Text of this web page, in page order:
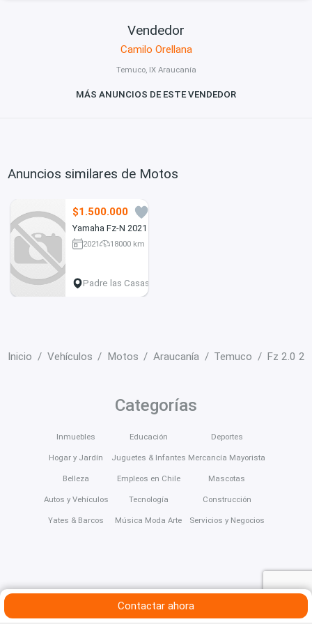
Vendedor
Camilo Orellana
Temuco, IX Araucanía
MÁS ANUNCIOS DE ESTE VENDEDOR
Anuncios similares de Motos
$1.500.000
Yamaha Fz-N 2021
2021
18000 km
Padre las Casas
Inicio Vehículos Motos Araucanía Temuco Fz 2.0
Contactar ahora
Categorías
Inmuebles
Hogar y Jardín
Belleza
Autos y Vehículos
Yates & Barcos
Educación
Juguetes & Infantes
Empleos en Chile
Tecnología
Música Moda Arte
Deportes
Mercancía Mayorista
Mascotas
Construcción
Servicios y Negocios